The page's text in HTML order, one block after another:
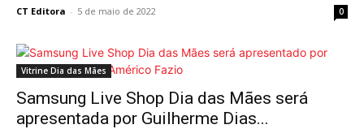
CT Editora - 5 de maio de 2022 0
Vitrine Dia das Mães
Samsung Live Shop Dia das Mães será
apresentada por Guilherme Dias...